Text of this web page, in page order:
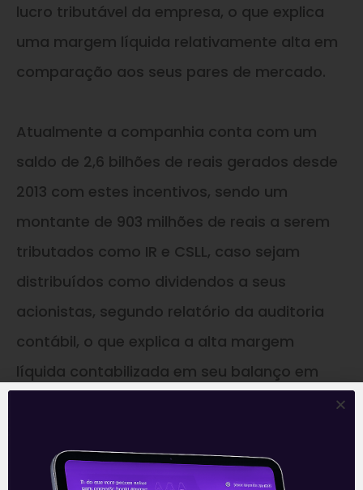
lucro tributável da empresa, o que explica
uma margem líquida relativamente alta em
comparação aos seus pares de mercado.
Atualmente a companhia conta com um
saldo de 2,6 bilhões de reais gerados desde
2013 com estes incentivos, sendo um
montante de 903 milhões de reais a serem
tributados como IR e CSLL, caso sejam
distribuídos como dividendos a seus
acionistas, segundo relatório da auditoria
contábil, o que explica a alta margem
líquida contabilizada em seu balanço em
distribuição.